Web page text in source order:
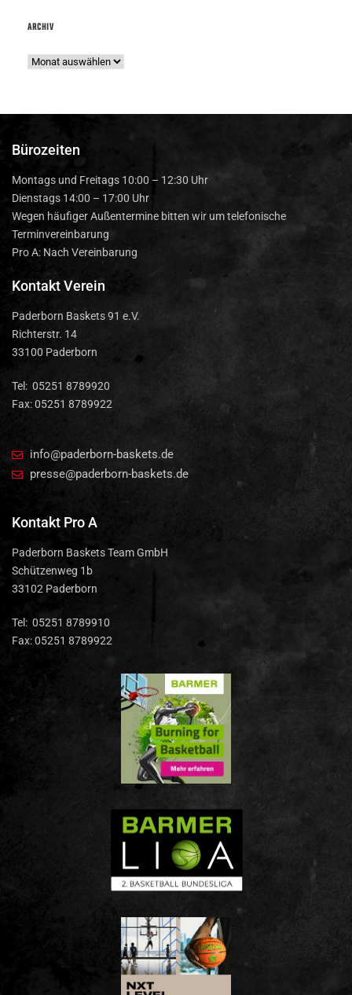
ARCHIV
Bürozeiten
Montags und Freitags 10:00 – 12:30 Uhr
Dienstags 14:00 – 17:00 Uhr
Wegen häufiger Außentermine bitten wir um telefonische
Terminvereinbarung
Pro A: Nach Vereinbarung
Kontakt Verein
Paderborn Baskets 91 e.V.
Richterstr. 14
33100 Paderborn
Tel: 05251 8789920
Fax: 05251 8789922
info@paderborn-baskets.de
presse@paderborn-baskets.de
Kontakt Pro A
Paderborn Baskets Team GmbH
Schützenweg 1b
33102 Paderborn
Tel: 05251 8789910
Fax: 05251 8789922